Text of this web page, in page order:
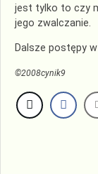
jest tylko to czy
jego zwalczanie.
Dalsze postępy
©2008cynik9